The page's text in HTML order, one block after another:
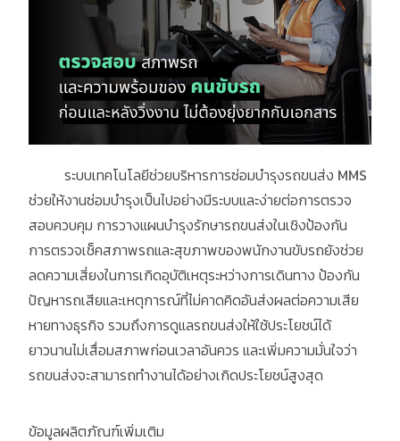
ระบบเทคโนโลยีช่วยบริหารการซ่อมบำรุงรถขนส่ง MMS
ช่วยให้งานซ่อมบำรุงเป็นไปอย่างมีระบบและง่ายต่อการตรวจ
สอบควบคุม การวางแผนบำรุงรักษารถขนส่งในเชิงป้องกัน
การตรวจเช็คสภาพรถและสุขภาพของพนักงานขับรถยังช่วย
ลดความเสี่ยงในการเกิดอุบัติเหตุระหว่างการเดินทาง ป้องกัน
ปัญหารถเสียและเหตุการณ์ที่ไม่คาดคิดอันส่งผลต่อความเสีย
หายทางธุรกิจ รวมถึงการดูแลรถขนส่งให้ใช้ประโยชน์ได้
ยาวนานไม่เสื่อมสภาพก่อนเวลาอันควร และเพิ่มความมั่นใจว่า
รถขนส่งจะสามารถทำงานได้อย่างเกิดประโยชน์สูงสุด
ข้อมูลผลิตภัณฑ์เพิ่มเติม